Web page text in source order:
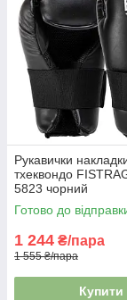
Рукавички
тхеквондо
5823 чорний
Готово до
1 244 ₴/пара
1 555 ₴/пара
Купити